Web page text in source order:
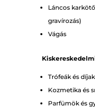
Láncos
gravírozás)
Vágás
Trófeák és díjak
Kozmetika és
Parfümök és